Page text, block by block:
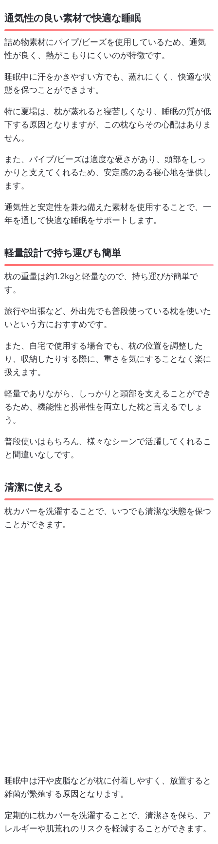
通気性の良い素材で快適な睡眠
詰め物素材にパイプ/ビーズを使用しているため、通気
性が良く、熱がこもりにくいのが特徴です。
睡眠中に汗をかきやすい方でも、蒸れにくく、快適な状
態を保つことができます。
特に夏場は、枕が蒸れると寝苦しくなり、睡眠の質が低
下する原因となりますが、この枕ならその心配はありま
せん。
また、パイプ/ビーズは適度な硬さがあり、頭部をしっ
かりと支えてくれるため、安定感のある寝心地を提供し
ます。
通気性と安定性を兼ね備えた素材を使用することで、一
年を通して快適な睡眠をサポートします。
軽量設計で持ち運びも簡単
枕の重量は約1.2kgと軽量なので、持ち運びが簡単で
す。
旅行や出張など、外出先でも普段使っている枕を使いた
いという方におすすめです。
また、自宅で使用する場合でも、枕の位置を調整した
り、収納したりする際に、重さを気にすることなく楽に
扱えます。
軽量でありながら、しっかりと頭部を支えることができ
るため、機能性と携帯性を両立した枕と言えるでしょ
う。
普段使いはもちろん、様々なシーンで活躍してくれるこ
と間違いなしです。
清潔に使える
枕カバーを洗濯することで、いつでも清潔な状態を保つ
ことができます。
睡眠中は汗や皮脂などが枕に付着しやすく、放置すると
雑菌が繁殖する原因となります。
定期的に枕カバーを洗濯することで、清潔さを保ち、ア
レルギーや肌荒れのリスクを軽減することができます。